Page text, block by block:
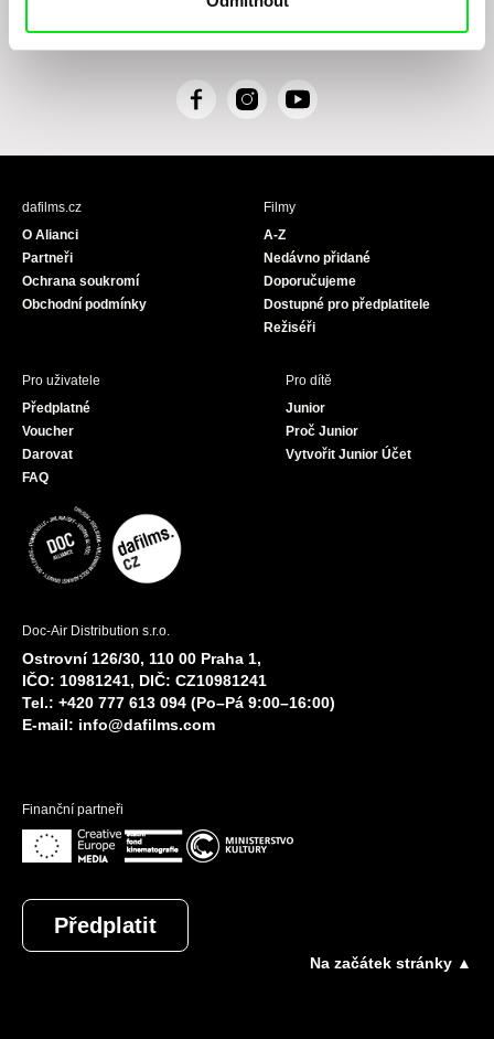
Zásady zpracování osobních údajů, textu rozumím a souhlasím s ním, přičemž
F
c
I
s
Y
u
dafilms.cz
O Alianci
Partneři
Ochrana soukromí
Obchodní podmínky
Filmy
A-Z
Nedávno přidané
Doporučujeme
Dostupné pro předplatitele
Režiséři
Pro uživatele
Předplatné
Voucher
Darovat
FAQ
Pro dítě
Junior
Proč Junior
Vytvořit Junior Účet
Doc-Air Distribution s.r.o.
Ostrovní 126/30, 110 00 Praha 1,
IČO: 10981241, DIČ: CZ10981241
Tel.: +420 777 613 094 (Po–Pá 9:00–16:00)
E-mail: info@dafilms.com
Finanční partneři
Předplatit
Na začátek stránky ▲